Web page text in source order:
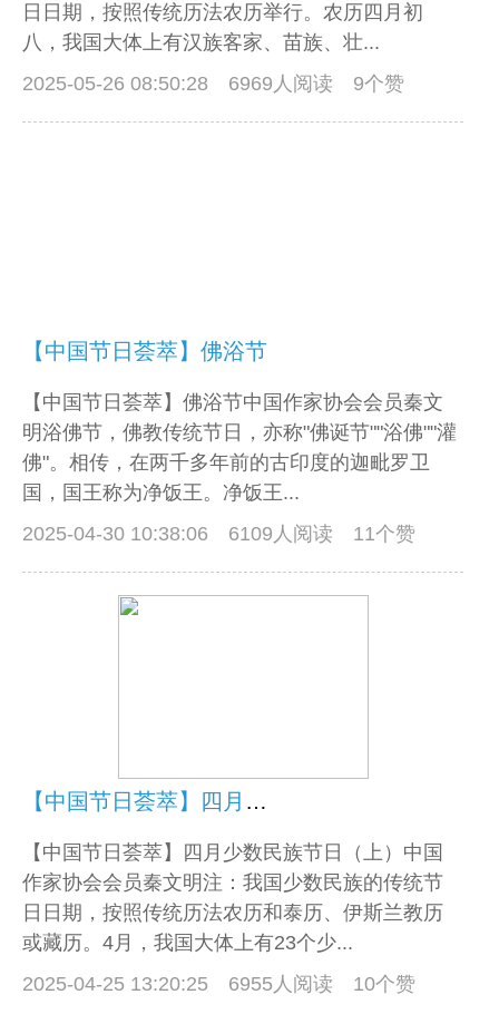
日日期，按照传统历法农历举行。农历四月初
八，我国大体上有汉族客家、苗族、壮...
2025-05-26 08:50:28
6969人阅读 9个赞
【中国节日荟萃】佛浴节
【中国节日荟萃】佛浴节中国作家协会会员秦文
明浴佛节，佛教传统节日，亦称"佛诞节""浴佛""灌
佛"。相传，在两千多年前的古印度的迦毗罗卫
国，国王称为净饭王。净饭王...
2025-04-30 10:38:06
6109人阅读 11个赞
【中国节日荟萃】四月少数民族节日（下）
【中国节日荟萃】四月少数民族节日（上）中国
作家协会会员秦文明注：我国少数民族的传统节
日日期，按照传统历法农历和泰历、伊斯兰教历
或藏历。4月，我国大体上有23个少...
2025-04-25 13:20:25
6955人阅读 10个赞